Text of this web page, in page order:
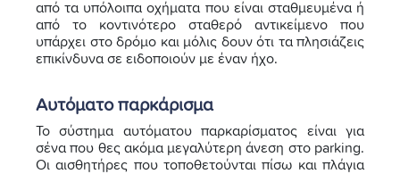
από τα υπόλοιπα οχήματα που είναι σταθμευμένα ή
από το κοντινότερο σταθερό αντικείμενο που
υπάρχει στο δρόμο και μόλις δουν ότι τα πλησιάζεις
επικίνδυνα σε ειδοποιούν με έναν ήχο.
Αυτόματο παρκάρισμα
Το σύστημα αυτόματου παρκαρίσματος είναι για
σένα που θες ακόμα μεγαλύτερη άνεση στο parking.
Οι αισθητήρες που τοποθετούνται πίσω και πλάγια